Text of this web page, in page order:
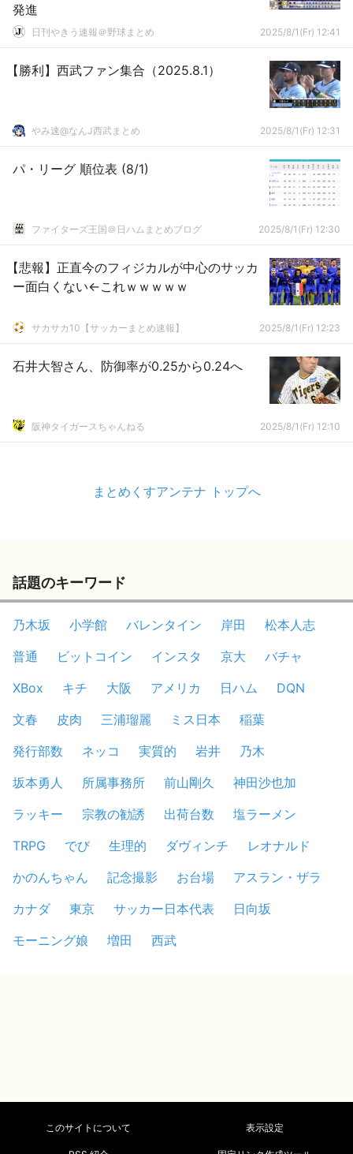
発進
日刊やきう速報＠野球まとめ 2025/8/1(Fr) 12:41
【勝利】西武ファン集合（2025.8.1）
やみ速@なんJ西武まとめ 2025/8/1(Fr) 12:31
パ・リーグ 順位表 (8/1)
ファイターズ王国＠日ハムまとめブログ 2025/8/1(Fr) 12:30
【悲報】正直今のフィジカルが中心のサッカ
ー面白くない←これｗｗｗｗｗ
サカサカ10【サッカーまとめ速報】 2025/8/1(Fr) 12:23
石井大智さん、防御率が0.25から0.24へ
阪神タイガースちゃんねる 2025/8/1(Fr) 12:10
まとめくすアンテナ トップへ
話題のキーワード
乃木坂 小学館 バレンタイン 岸田
松本人志
普通
ビットコイン インスタ 京大
バチャ
XBox
キチ 大阪 アメリカ 日ハム
DQN
文春
皮肉 三浦瑠麗 ミス日本
稲葉
発行部数
ネッコ 実質的 岩井
乃木
坂本勇人
所属事務所 前山剛久
神田沙也加
ラッキー
宗教の勧誘 出荷台数
塩ラーメン
TRPG
でび 生理的 ダヴィンチ
レオナルド
かのんちゃん
記念撮影 お台場
アスラン・ザラ
カナダ
東京 サッカー日本代表
日向坂
モーニング娘
増田 西武
このサイトについて 表示設定